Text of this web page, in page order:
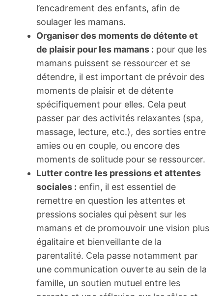
l’encadrement des enfants, afin de
soulager les mamans.
Organiser des moments de détente et
de plaisir pour les mamans : pour que les
mamans puissent se ressourcer et se
détendre, il est important de prévoir des
moments de plaisir et de détente
spécifiquement pour elles. Cela peut
passer par des activités relaxantes (spa,
massage, lecture, etc.), des sorties entre
amies ou en couple, ou encore des
moments de solitude pour se ressourcer.
Lutter contre les pressions et attentes
sociales : enfin, il est essentiel de
remettre en question les attentes et
pressions sociales qui pèsent sur les
mamans et de promouvoir une vision plus
égalitaire et bienveillante de la
parentalité. Cela passe notamment par
une communication ouverte au sein de la
famille, un soutien mutuel entre les